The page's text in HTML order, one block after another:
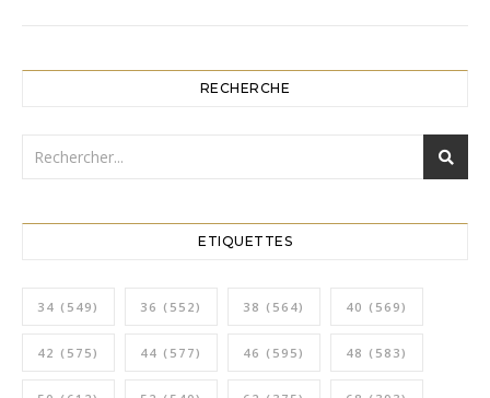
RECHERCHE
ETIQUETTES
34 (549) 36 (552) 38 (564) 40 (569)
42 (575) 44 (577) 46 (595) 48 (583)